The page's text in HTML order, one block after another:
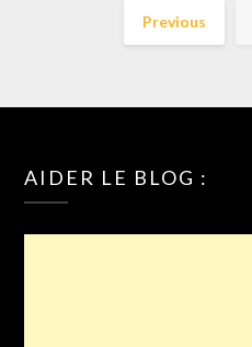
Previous
AIDER LE BLOG :